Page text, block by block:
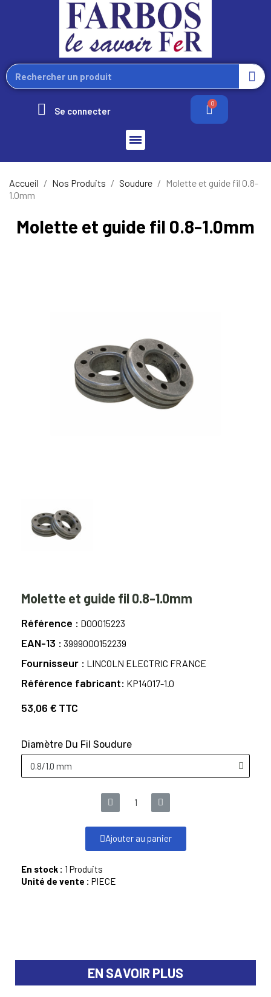
Se connecter
Accueil Nos Produits Soudure
Molette et guide fil 0.8-
1.0mm
Molette et guide fil 0.8-1.0mm
Molette et guide fil 0.8-1.0mm
Référence D00015223
EAN-13 3999000152239
Fournisseur LINCOLN ELECTRIC FRANCE
Référence fabricant KP14017-1.0
53,06 € TTC
Diamètre Du Fil Soudure
Ajouter au panier
En stock : 1 Produits
Unité de vente : PIECE
EN SAVOIR PLUS